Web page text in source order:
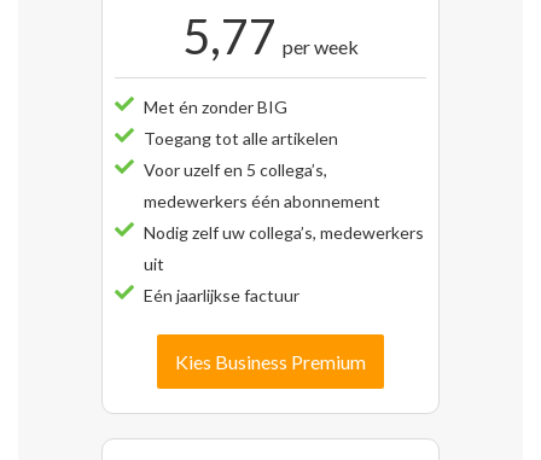
5,77 per week
Met én zonder BIG
Toegang tot alle artikelen
Voor uzelf en 5 collega’s,
medewerkers één abonnement
Nodig zelf uw collega’s, medewerkers
uit
Eén jaarlijkse factuur
Kies Business Premium